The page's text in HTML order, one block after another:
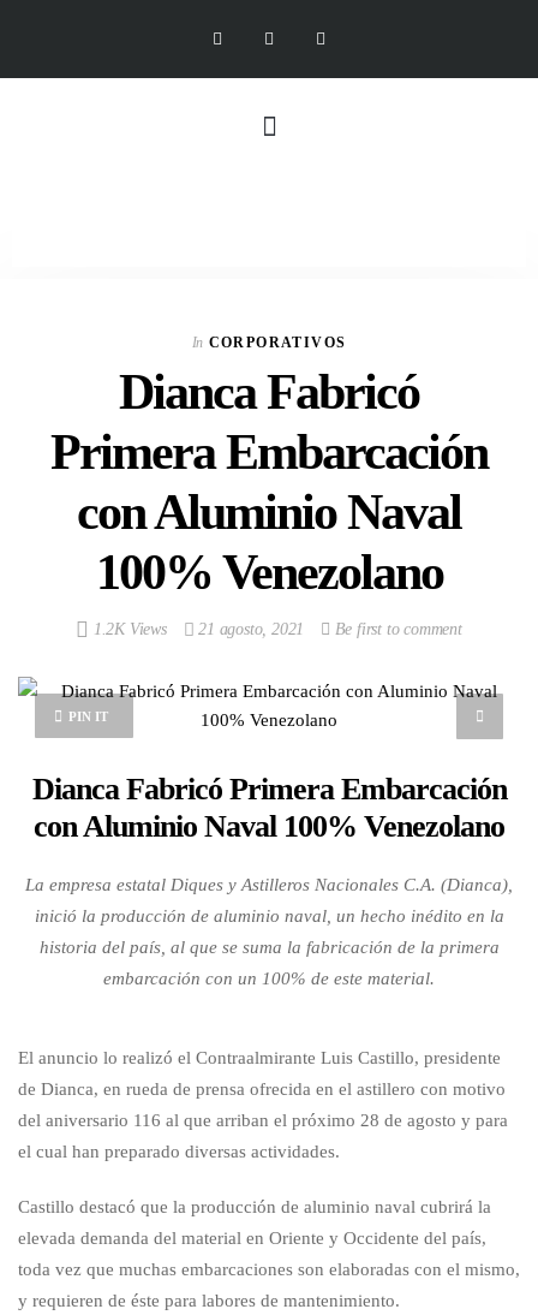
In CORPORATIVOS
Dianca Fabricó
Primera Embarcación
con Aluminio Naval
100% Venezolano
1.2K Views 21 agosto, 2021 Be first to comment
PIN IT
Dianca Fabricó Primera Embarcación
con Aluminio Naval 100% Venezolano
La empresa estatal Diques y Astilleros Nacionales C.A. (Dianca),
inició la producción de aluminio naval, un hecho inédito en la
historia del país, al que se suma la fabricación de la primera
embarcación con un 100% de este material.
El anuncio lo realizó el Contraalmirante Luis Castillo, presidente
de Dianca, en rueda de prensa ofrecida en el astillero con motivo
del aniversario 116 al que arriban el próximo 28 de agosto y para
el cual han preparado diversas actividades.
Castillo destacó que la producción de aluminio naval cubrirá la
elevada demanda del material en Oriente y Occidente del país,
toda vez que muchas embarcaciones son elaboradas con el mismo,
y requieren de éste para labores de mantenimiento.